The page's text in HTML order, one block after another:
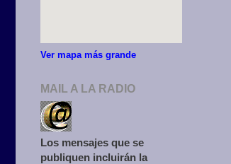
Ver mapa más grande
MAIL A LA RADIO
Los mensajes que se
publiquen incluirán la